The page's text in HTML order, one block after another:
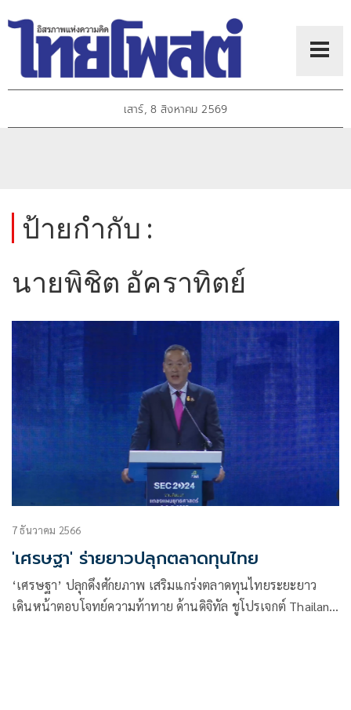
เสาร์, 8 สิงหาคม 2569
ป้ายกำกับ :
นายพิชิต อัคราทิตย์
7 ธันวาคม 2566
'เศรษฐา' ร่ายยาวปลุกตลาดทุนไทย
‘เศรษฐา’ ปลุกดึงศักยภาพ เสริมแกร่งตลาดทุนไทยระยะยาว
เดินหน้าตอบโจทย์ความท้าทาย ด้านดิจิทัล ชูโปรเจกต์ Thailand